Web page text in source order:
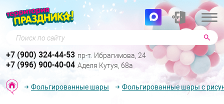
Поиск по сайту
+7 (900) 324-44-53 пр-т. Ибрагимова, 24
+7 (996) 900-40-04 Аделя Кутуя, 68а
Фольгированные шары Фольгированные шары с